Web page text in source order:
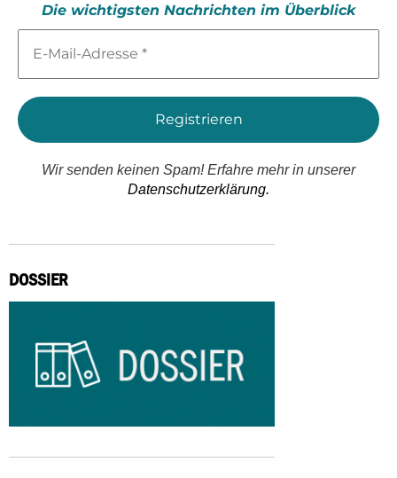
Die wichtigsten Nachrichten im Überblick
Mail-
*
Wir senden keinen Spam! Erfahre mehr in unserer
Datenschutzerklärung.
DOSSIER